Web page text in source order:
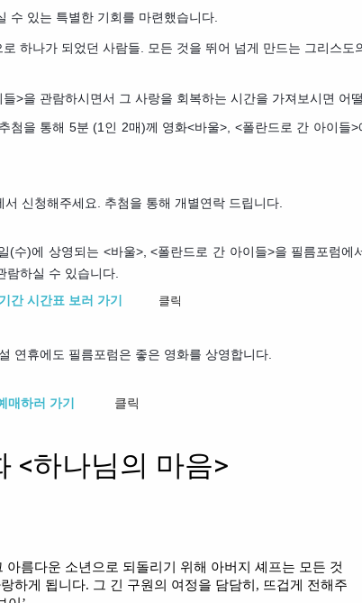
수 있는 특별한 기회를 마련했습니다.
하나가 되었던 사람들. 모든 것을 뛰어 넘게 만드는 그리스도
>을 관람하시면서 그 사랑을 회복하는 시간을 가져보시면 어
첨을 통해 5분 (1인 2매)께 영화<바울>, <폴란드로 간 아이들>
신청해주세요. 추첨을 통해 개별연락 드립니다.
(수)에 상영되는 <바울>, <폴란드로 간 아이들>을 필름포럼에
하실 수 있습니다.
간 시간표 보러 가기
👉🏻클릭
연휴에도 필름포럼은 좋은 영화를 상영합니다.
매하러 가기 클릭